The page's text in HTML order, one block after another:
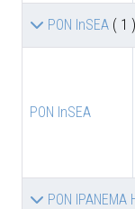
PON InSEA ( 1 )
PON InSEA
PON IPANEMA